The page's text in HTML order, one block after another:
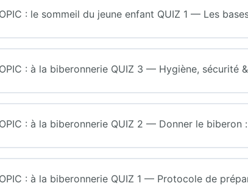
: le sommeil du jeune enfant QUIZ 1 — Les
: à la biberonnerie QUIZ 3 — Hygiène, sécurité
: à la biberonnerie QUIZ 2 — Donner le
: à la biberonnerie QUIZ 1 — Protocole de